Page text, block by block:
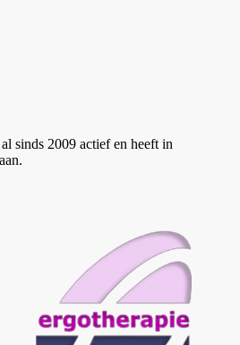
sinds 2009 actief en heeft in